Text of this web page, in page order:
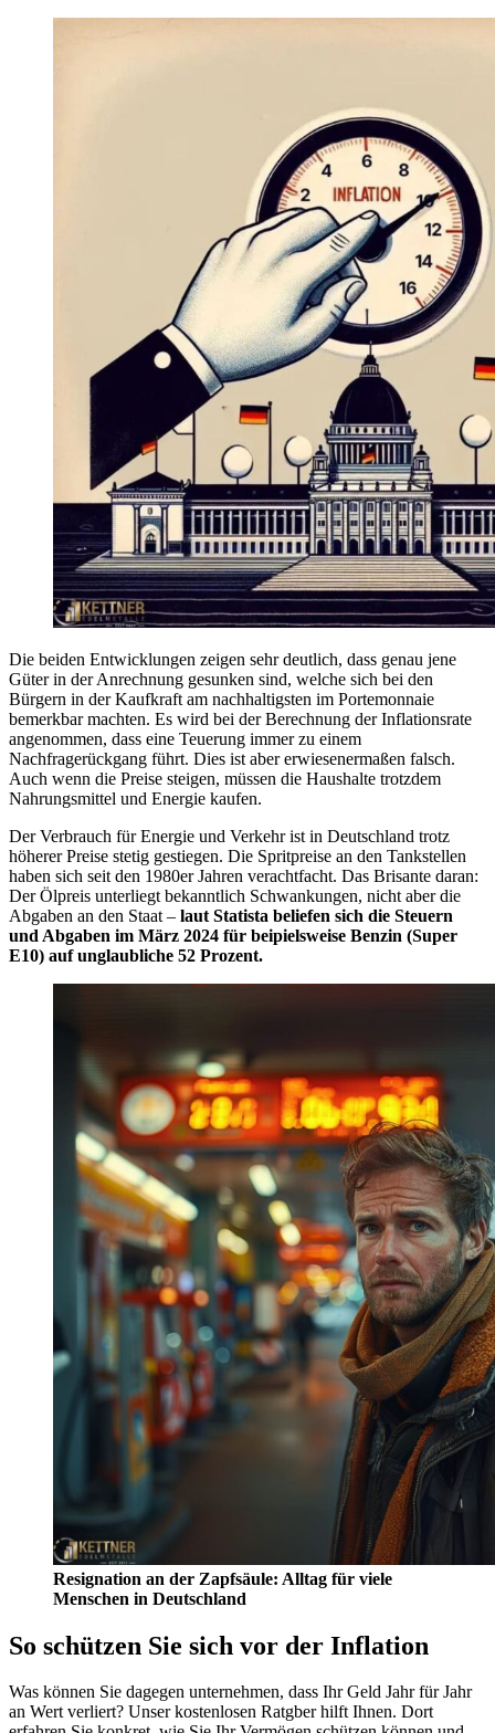
Die beiden Entwicklungen zeigen sehr deutlich, dass genau jene
Güter in der Anrechnung gesunken sind, welche sich bei den
Bürgern in der Kaufkraft am nachhaltigsten im Portemonnaie
bemerkbar machten. Es wird bei der Berechnung der Inflationsrate
angenommen, dass eine Teuerung immer zu einem
Nachfragerückgang führt. Dies ist aber erwiesenermaßen falsch.
Auch wenn die Preise steigen, müssen die Haushalte trotzdem
Nahrungsmittel und Energie kaufen.
Der Verbrauch für Energie und Verkehr ist in Deutschland trotz
höherer Preise stetig gestiegen. Die Spritpreise an den Tankstellen
haben sich seit den 1980er Jahren verachtfacht. Das Brisante daran:
Der Ölpreis unterliegt bekanntlich Schwankungen, nicht aber die
Abgaben an den Staat – laut Statista beliefen sich die Steuern
und Abgaben im März 2024 für beipielsweise Benzin (Super
E10) auf unglaubliche 52 Prozent.
Resignation an der Zapfsäule: Alltag für viele
Menschen in Deutschland
So schützen Sie sich vor der Inflation
Was können Sie dagegen unternehmen, dass Ihr Geld Jahr für Jahr
an Wert verliert? Unser kostenlosen Ratgber hilft Ihnen. Dort